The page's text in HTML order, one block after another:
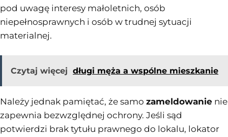
pod uwagę interesy małoletnich, osób
niepełnosprawnych i osób w trudnej sytuacji
materialnej.
Czytaj więcej długi męża a wspólne mieszkanie
Należy jednak pamiętać, że samo zameldowanie nie
zapewnia bezwzględnej ochrony. Jeśli sąd
potwierdzi brak tytułu prawnego do lokalu, lokator